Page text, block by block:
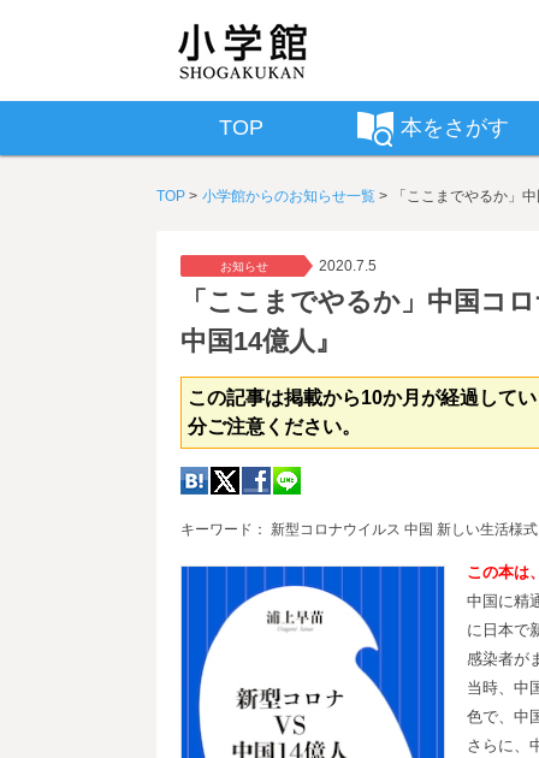
TOP 本をさがす
TOP 小学館からのお知らせ一覧 「ここまでやるか」
お知らせ 2020.7.5
「ここまでやるか」中国コ
中国14億人』
この記事は掲載から10か月が経過して
分ご注意ください。
キーワード： 新型コロナウイルス 中国 新しい生活様式
この本は
中国に精
に日本で
感染者が
当時、中
色で、中
さらに、